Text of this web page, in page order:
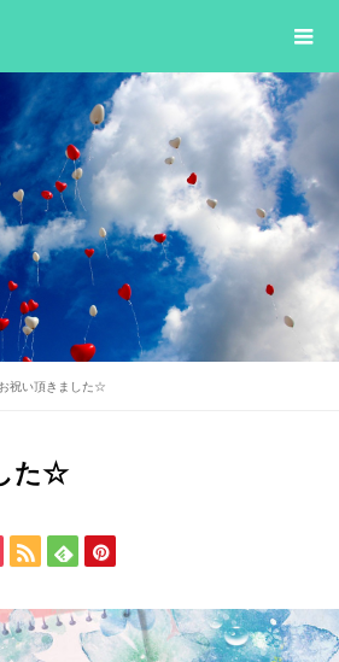
お祝い頂きました☆
た☆